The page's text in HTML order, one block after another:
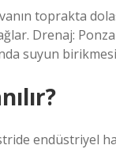
toprakta
Drenaj: Ponza
suyun
endüstriyel